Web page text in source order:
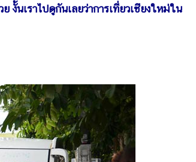
นเราไปดูกันเลยว่าการเที่ยวเชียงใหม่ใน